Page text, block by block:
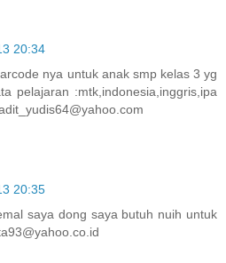
20:34
nya untuk anak smp kelas 3 yg
pelajaran :mtk,indonesia,inggris,ipa
20:35
saya dong saya butuh nuih untuk